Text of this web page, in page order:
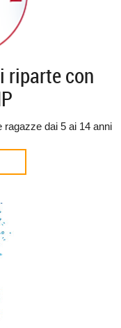
riparte con
ragazze dai 5 ai 14 anni